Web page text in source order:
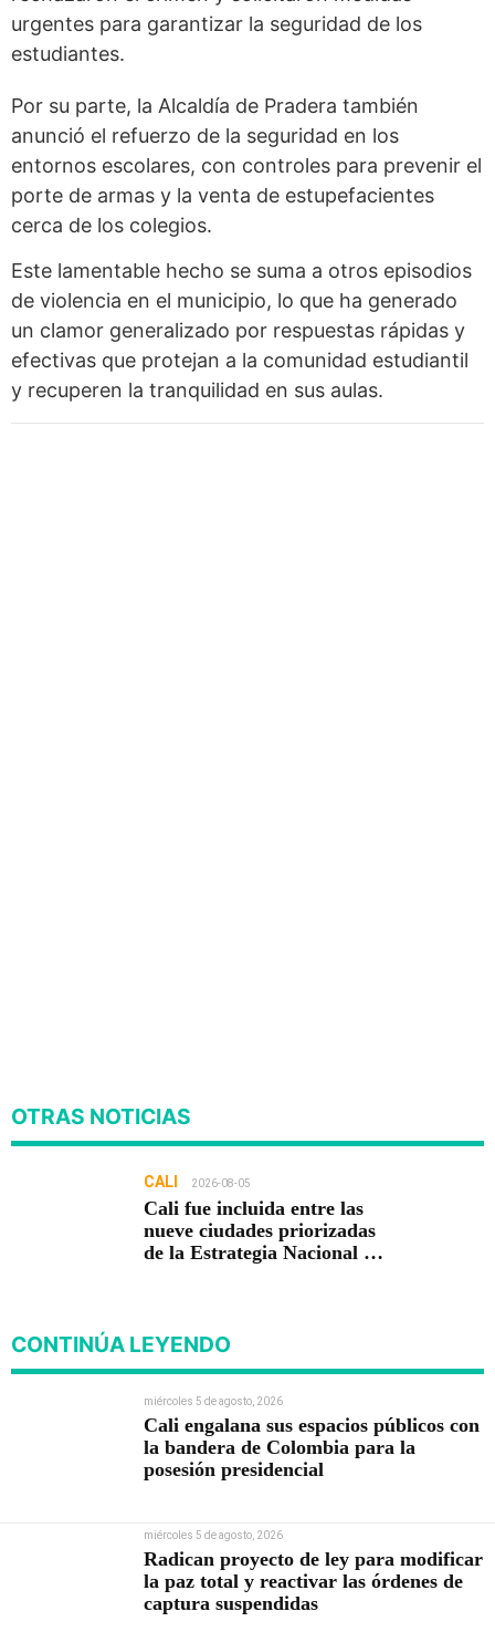
urgentes para garantizar la seguridad de los
estudiantes.
Por su parte, la Alcaldía de Pradera también
anunció el refuerzo de la seguridad en los
entornos escolares, con controles para prevenir el
porte de armas y la venta de estupefacientes
cerca de los colegios.
Este lamentable hecho se suma a otros episodios
de violencia en el municipio, lo que ha generado
un clamor generalizado por respuestas rápidas y
efectivas que protejan a la comunidad estudiantil
y recuperen la tranquilidad en sus aulas.
OTRAS NOTICIAS
CALI 2026-08-05
Cali fue incluida entre las
nueve ciudades priorizadas
de la Estrategia Nacional de
CONTINÚA LEYENDO
miércoles 5 de agosto, 2026
Cali engalana sus espacios públicos con
la bandera de Colombia para la
posesión presidencial
miércoles 5 de agosto, 2026
Radican proyecto de ley para modificar
la paz total y reactivar las órdenes de
captura suspendidas